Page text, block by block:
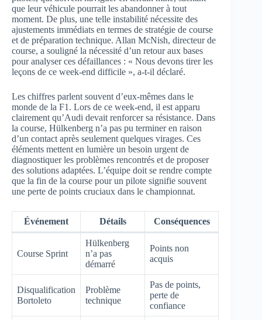
que leur véhicule pourrait les abandonner à tout
moment. De plus, une telle instabilité nécessite des
ajustements immédiats en termes de stratégie de course
et de préparation technique. Allan McNish, directeur de
course, a souligné la nécessité d’un retour aux bases
pour analyser ces défaillances : « Nous devons tirer les
leçons de ce week-end difficile », a-t-il déclaré.
Les chiffres parlent souvent d’eux-mêmes dans le
monde de la F1. Lors de ce week-end, il est apparu
clairement qu’Audi devait renforcer sa résistance. Dans
la course, Hülkenberg n’a pas pu terminer en raison
d’un contact après seulement quelques virages. Ces
éléments mettent en lumière un besoin urgent de
diagnostiquer les problèmes rencontrés et de proposer
des solutions adaptées. L’équipe doit se rendre compte
que la fin de la course pour un pilote signifie souvent
une perte de points cruciaux dans le championnat.
Événement Détails Conséquences
Course Sprint
Hülkenberg
n’a pas
démarré
Points non
acquis
Disqualification
Bortoleto
Problème
technique
Pas de points,
perte de
confiance